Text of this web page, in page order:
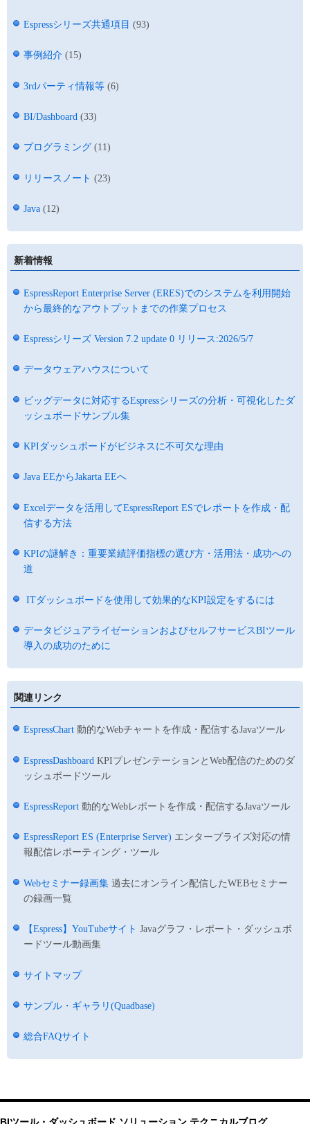
Espressシリーズ共通項目 (93)
事例紹介 (15)
3rdパーティ情報等 (6)
BI/Dashboard (33)
プログラミング (11)
リリースノート (23)
Java (12)
新着情報
EspressReport Enterprise Server (ERES)でのシステムを利用開始
から最終的なアウトプットまでの作業プロセス
Espressシリーズ Version 7.2 update 0 リリース:2026/5/7
データウェアハウスについて
ビッグデータに対応するEspressシリーズの分析・可視化したダ
ッシュボードサンプル集
KPIダッシュボードがビジネスに不可欠な理由
Java EEからJakarta EEへ
Excelデータを活用してEspressReport ESでレポートを作成・配
信する方法
KPIの謎解き：重要業績評価指標の選び方・活用法・成功への
道
ITダッシュボードを使用して効果的なKPI設定をするには
データビジュアライゼーションおよびセルフサービスBIツール
導入の成功のために
関連リンク
EspressChart 動的なWebチャートを作成・配信するJavaツール
EspressDashboard KPIプレゼンテーションとWeb配信のためのダ
ッシュボードツール
EspressReport 動的なWebレポートを作成・配信するJavaツール
EspressReport ES (Enterprise Server) エンタープライズ対応の情
報配信レポーティング・ツール
Webセミナー録画集 過去にオンライン配信したWEBセミナー
の録画一覧
【Espress】YouTubeサイト Javaグラフ・レポート・ダッシュボ
ードツール動画集
サイトマップ
サンプル・ギャラリ(Quadbase)
総合FAQサイト